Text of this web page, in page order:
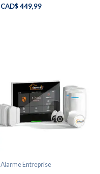
CAD$449,99
Alarme Entreprise